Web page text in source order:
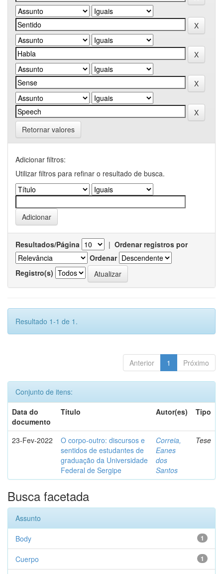
Retornar valores
Adicionar filtros:
Utilizar filtros para refinar o resultado de busca.
Resultados/Página | Ordenar registros por
Ordenar
Registro(s)
Resultado 1-1 de 1.
Anterior 1 Próximo
Conjunto de itens:
Data do
documento
Título Autor(es) Tipo
23-Fev-2022
O corpo-outro: discursos e
sentidos de estudantes de
graduação da Universidade
Federal de Sergipe
Correia,
Eanes
dos
Santos
Tese
Busca facetada
Assunto
1
Body
1
Cuerpo